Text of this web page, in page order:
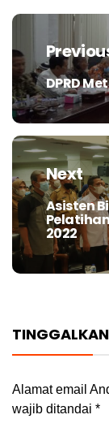
pos
Previous
post:
DPRD
Next
Next
post:
Asisten
2022
Alamat email
wajib ditandai *